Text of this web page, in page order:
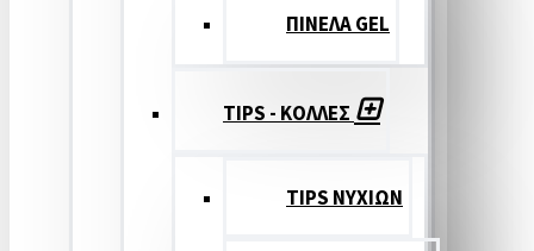
ΠΙΝΕΛΑ GEL
TIPS - ΚΟΛΛΕΣ
TIPS ΝΥΧΙΩΝ